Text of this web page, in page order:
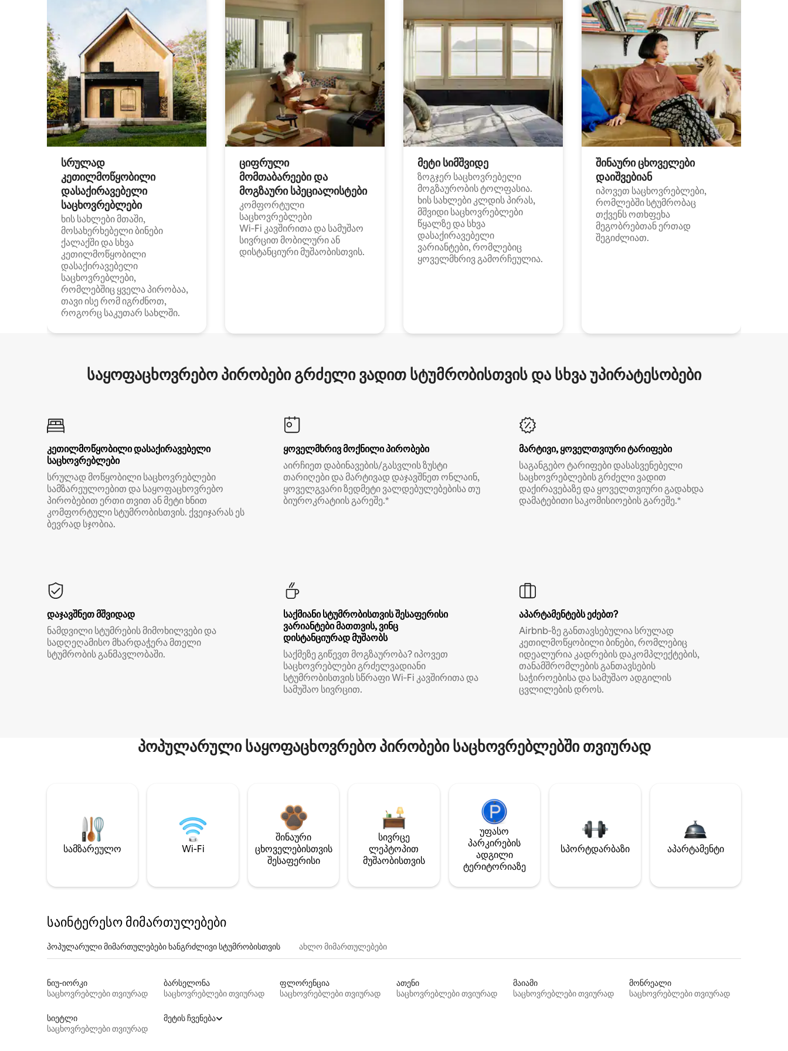
სრულად
კეთილმოწყობილი
დასაქირავებელი
საცხოვრებლები
ხის სახლები მთაში,
მოსახერხებელი ბინები
ქალაქში და სხვა
კეთილმოწყობილი
დასაქირავებელი
საცხოვრებლები,
რომლებშიც ყველა პირობაა,
თავი ისე რომ იგრძნოთ,
როგორც საკუთარ სახლში.
ციფრული
მომთაბარეები და
მოგზაური სპეციალისტები
კომფორტული
საცხოვრებლები
Wi‑Fi კავშირითა და სამუშაო
სივრცით მობილური ან
დისტანციური მუშაობისთვის.
მეტი სიმშვიდე
ზოგჯერ საცხოვრებელი
მოგზაურობის ტოლფასია.
ხის სახლები კლდის პირას,
მშვიდი საცხოვრებლები
წყალზე და სხვა
დასაქირავებელი
ვარიანტები, რომლებიც
ყოველმხრივ გამორჩეულია.
შინაური ცხოველები
დაიშვებიან
იპოვეთ საცხოვრებლები,
რომლებში სტუმრობაც
თქვენს ოთხფეხა
მეგობრებთან ერთად
შეგიძლიათ.
საყოფაცხოვრებო პირობები გრძელი ვადით სტუმრობისთვის და სხვა უპირატესობები
კეთილმოწყობილი დასაქირავებელი
საცხოვრებლები
სრულად მოწყობილი საცხოვრებლები
სამზარეულოებით და საყოფაცხოვრებო
პირობებით ერთი თვით ან მეტი ხნით
კომფორტული სტუმრობისთვის. ქვეიჯარას ეს
ბევრად სჯობია.
ყოველმხრივ მოქნილი პირობები
აირჩიეთ დაბინავების/გასვლის ზუსტი
თარიღები და მარტივად დაჯავშნეთ ონლაინ,
ყოველგვარი ზედმეტი ვალდებულებებისა თუ
ბიუროკრატიის გარეშე.*
მარტივი, ყოველთვიური ტარიფები
საგანგებო ტარიფები დასასვენებელი
საცხოვრებლების გრძელი ვადით
დაქირავებაზე და ყოველთვიური გადახდა
დამატებითი საკომისიოების გარეშე.*
დაჯავშნეთ მშვიდად
ნამდვილი სტუმრების მიმოხილვები და
სადღეღამისო მხარდაჭერა მთელი
სტუმრობის განმავლობაში.
საქმიანი სტუმრობისთვის შესაფერისი
ვარიანტები მათთვის, ვინც
დისტანციურად მუშაობს
საქმეზე გიწევთ მოგზაურობა? იპოვეთ
საცხოვრებლები გრძელვადიანი
სტუმრობისთვის სწრაფი Wi‑Fi კავშირითა და
სამუშაო სივრცით.
აპარტამენტებს ეძებთ?
Airbnb‑ზე განთავსებულია სრულად
კეთილმოწყობილი ბინები, რომლებიც
იდეალურია კადრების დაკომპლექტების,
თანამშრომლების განთავსების
საჭიროებისა და სამუშაო ადგილის
ცვლილების დროს.
პოპულარული საყოფაცხოვრებო პირობები საცხოვრებლებში თვიურად
სამზარეულო Wi-Fi
შინაური
ცხოველებისთვის
შესაფერისი
სივრცე
ლეპტოპით
მუშაობისთვის
უფასო
პარკირების
ადგილი
ტერიტორიაზე
სპორტდარბაზი აპარტამენტი
საინტერესო მიმართულებები
პოპულარული მიმართულებები ხანგრძლივი სტუმრობისთვის ახლო მიმართულებები
ნიუ-იორკი
საცხოვრებლები თვიურად
ბარსელონა
საცხოვრებლები თვიურად
ფლორენცია
საცხოვრებლები თვიურად
ათენი
საცხოვრებლები თვიურად
მაიამი
საცხოვრებლები თვიურად
მონრეალი
საცხოვრებლები თვიურად
სიეტლი
საცხოვრებლები თვიურად
მეტის ჩვენება